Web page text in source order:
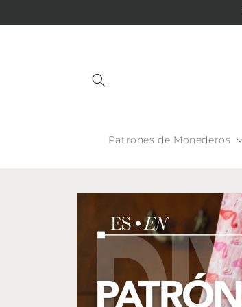
al contenido
Patrones de Monederos
directamente
información
del producto